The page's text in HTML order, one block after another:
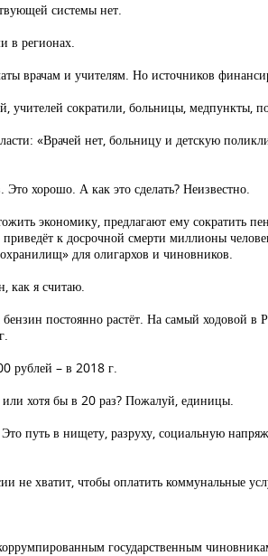
системы нет.
в регионах.
врачам и учителям. Но источников
учителей сократили, больницы,
«Врачей нет, больницу и детскую
хорошо. А как это сделать? Неизвестно.
экономику, предлагают ему сократить
к досрочной смерти миллионы
для олигархов и чиновников.
как я считаю.
бензин постоянно растёт. На самый
рублей – в 2018 г.
или хотя бы в 20 раз? Пожалуй, единицы.
путь в нищету, разруху, социальную
не хватит, чтобы оплатить коммунальные
государственным